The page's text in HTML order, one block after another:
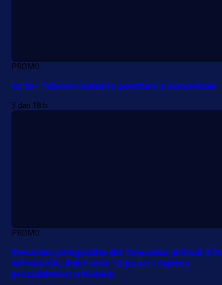
PROMO
Uz BH Telecom ostanite povezani s domovinom
5 dan 18 h
PROMO
Rekordno polugodište BH Telecoma: prihodi
miliona KM, dobit veća 12 posto i najveća
produktivnost u historiji